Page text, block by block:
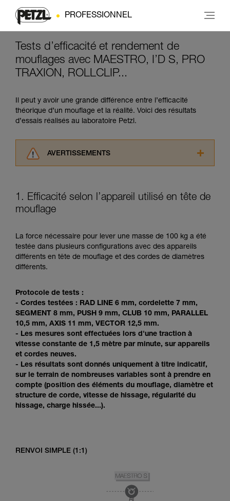
PROFESSIONNEL
Tests d’efficacité et rendement de
mouflages avec MAESTRO, I’D S, PRO
TRAXION, ROLLCLIP...
Il peut y avoir une grande différence entre l’efficacité
théorique d’un mouflage et la réalité. Voici des résultats
d’essais réalisés au laboratoire Petzl.
AVERTISSEMENTS
consulter. Vous devez avoir compris les
informations de la notice technique pour
pouvoir comprendre ce complément
Maîtriser ces techniques nécessite une
formation et un entraînement spécifique. Validez
avec un professionnel votre capacité à refaire
liées à votre activité. Il peut en exister d’autres
que nous ne décrivons pas ici.
1. Efficacité selon l’appareil utilisé en tête de
mouflage
La force nécessaire pour lever une masse de 100 kg a été
testée dans plusieurs configurations avec des appareils
différents en tête de mouflage et des cordes de diamètres
différents.
Protocole de tests :
- Cordes testées : RAD LINE 6 mm, cordelette 7 mm,
SEGMENT 8 mm, PUSH 9 mm, CLUB 10 mm, PARALLEL
10,5 mm, AXIS 11 mm, VECTOR 12,5 mm.
- Les mesures sont effectuées lors d'une traction à
vitesse constante de 1,5 mètre par minute, sur appareils
et cordes neuves.
- Les résultats sont donnés uniquement à titre indicatif,
sur le terrain de nombreuses variables sont à prendre en
compte (position des éléments du mouflage, diamètre et
structure de corde, vitesse de hissage, régularité du
hissage, charge hissée...).
RENVOI SIMPLE (1:1)